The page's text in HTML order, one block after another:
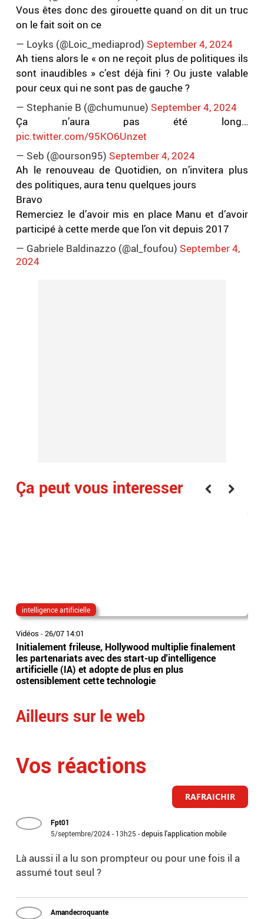
Vous êtes donc des girouette quand on dit un truc
on le fait soit on ce
— Loyks (@Loic_mediaprod) September 4, 2024
Ah tiens alors le « on ne reçoit plus de politiques ils
sont inaudibles » c’est déjà fini ? Ou juste valable
pour ceux qui ne sont pas de gauche ?
— Stephanie B (@chumunue) September 4, 2024
Ça n’aura pas été long…
pic.twitter.com/95KO6Unzet
— Seb (@ourson95) September 4, 2024
Ah le renouveau de Quotidien, on n’invitera plus
des politiques, aura tenu quelques jours
Bravo
Remerciez le d’avoir mis en place Manu et d’avoir
participé à cette merde que l’on vit depuis 2017
— Gabriele Baldinazzo (@al_foufou) September 4,
2024
Ça peut vous interesser
intelligence artificielle
Vidéos -26/07 14:01
Initialement frileuse, Hollywood multiplie finalement
les partenariats avec des start-up d'intelligence
artificielle (IA) et adopte de plus en plus
ostensiblement cette technologie
Ailleurs sur le web
Vos réactions
RAFRAICHIR
Fpt01
5/septembre/2024 - 13h25 -depuis l'application mobile
Là aussi il a lu son prompteur ou pour une fois il a
assumé tout seul ?
Amandecroquante